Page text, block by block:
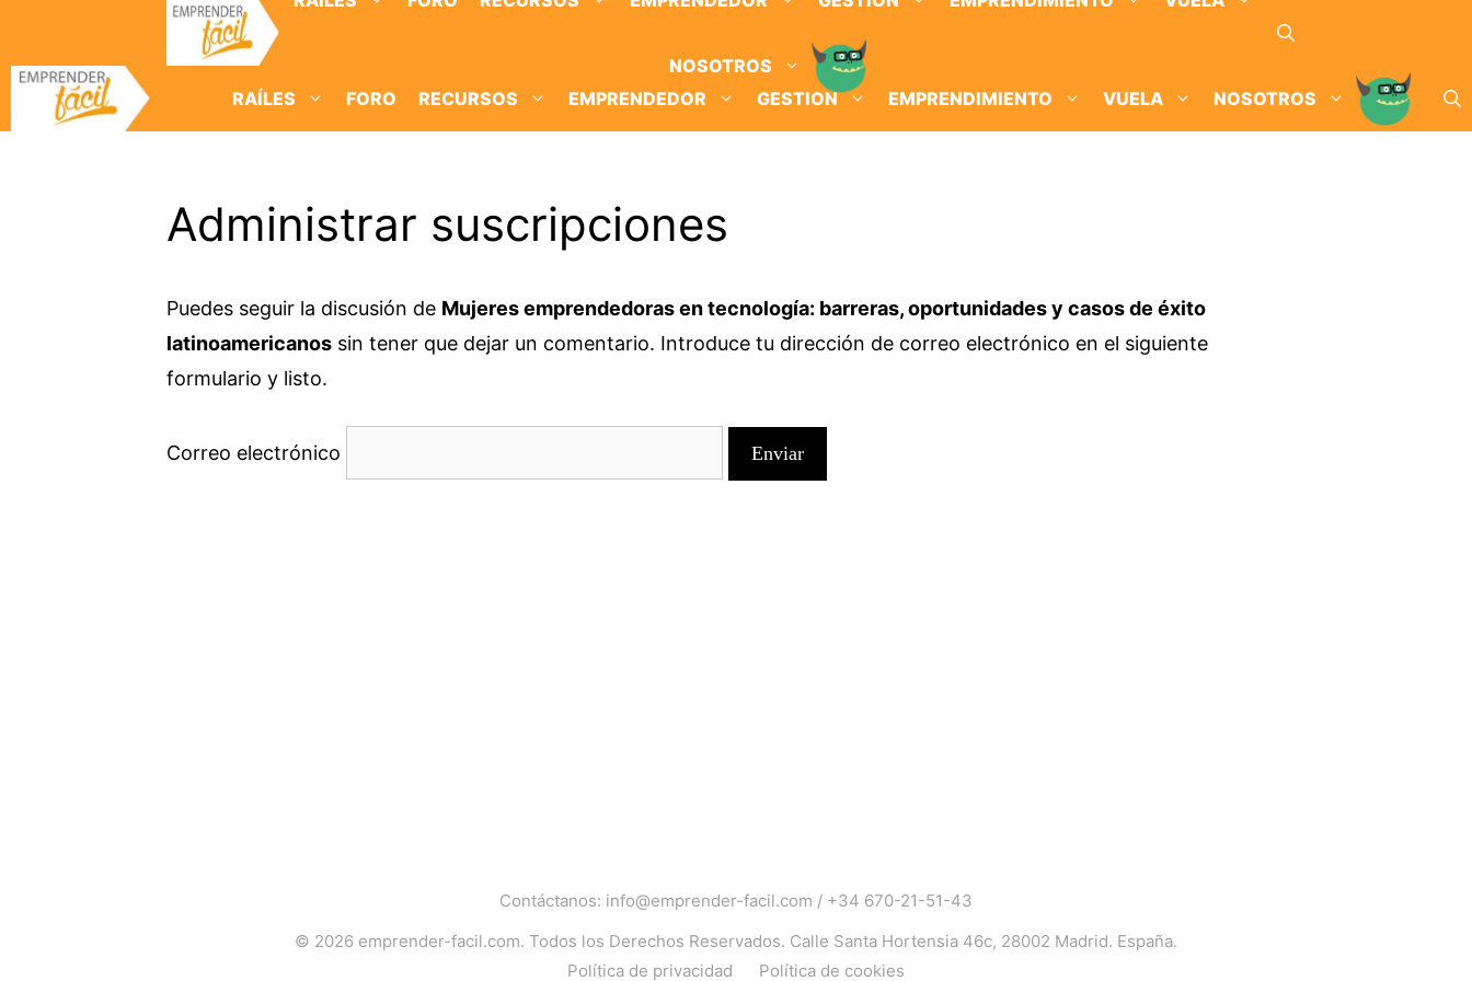
contenido
NOSOTROS
RAÍLES
FORO RECURSOS EMPRENDEDOR GESTION EMPRENDIMIENTO VUELA NOSOTROS
Administrar suscripciones
Puedes seguir la discusión de Mujeres emprendedoras en tecnología: barreras, oportunidades y casos de éxito
latinoamericanos sin tener que dejar un comentario. Introduce tu dirección de correo electrónico en el siguiente
formulario y listo.
Correo electrónico
Contáctanos: info@emprender-facil.com / +34 670-21-51-43
© 2026 emprender-facil.com. Todos los Derechos Reservados. Calle Santa Hortensia 46c, 28002 Madrid. España.
Política de privacidad
Política de cookies